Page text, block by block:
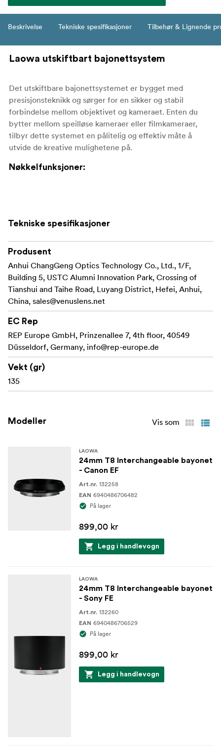
Beskrivelse Tekniske spesifikasjoner Tilbehør & Lignende
Laowa utskiftbart bajonettsystem
Det utskiftbare bajonettsystemet er bygget med
presisjonsteknikk og sørger for en sikker og stabil
forbindelse mellom objektivet og kameraet. Enten du
bytter mellom speilløse kameraer eller filmkameraer,
tilbyr dette systemet en pålitelig og effektiv måte å
utvide de kreative mulighetene på.
Nøkkelfunksjoner:
Nikon Z, Leica L, Micro Four Thirds og DJI DL
Sikker og presis passform for å opprettholde
optimal objektivytelse
Enkel og brukervennlig installasjon med
medfølgende maskinvare
Slitesterk konstruksjon designet for langvarig bruk
Utvider objektivets tilpasningsevne på tvers av ulike
fotograferingsoppsett
Hva som er i esken:
Tekniske spesifikasjoner
Produsent
Anhui ChangGeng Optics Technology Co., Ltd., 1/F,
Building 5, USTC Alumni Innovation Park, Crossing of
Tianshui and Taihe Road, Luyang District, Hefei, Anhui,
China, sales@venuslens.net
EC Rep
REP Europe GmbH, Prinzenallee 7, 4th floor, 40549
Düsseldorf, Germany, info@rep-europe.de
Vekt (gr)
135
Modeller Vis som
LAOWA
24mm T8 Interchangeable bayonet
- Canon EF
Art.nr. 132258
EAN 6940486706482
På lager
899,00 kr
Legg i handlevogn
LAOWA
24mm T8 Interchangeable bayonet
- Sony FE
Art.nr. 132260
EAN 6940486706529
På lager
899,00 kr
Legg i handlevogn